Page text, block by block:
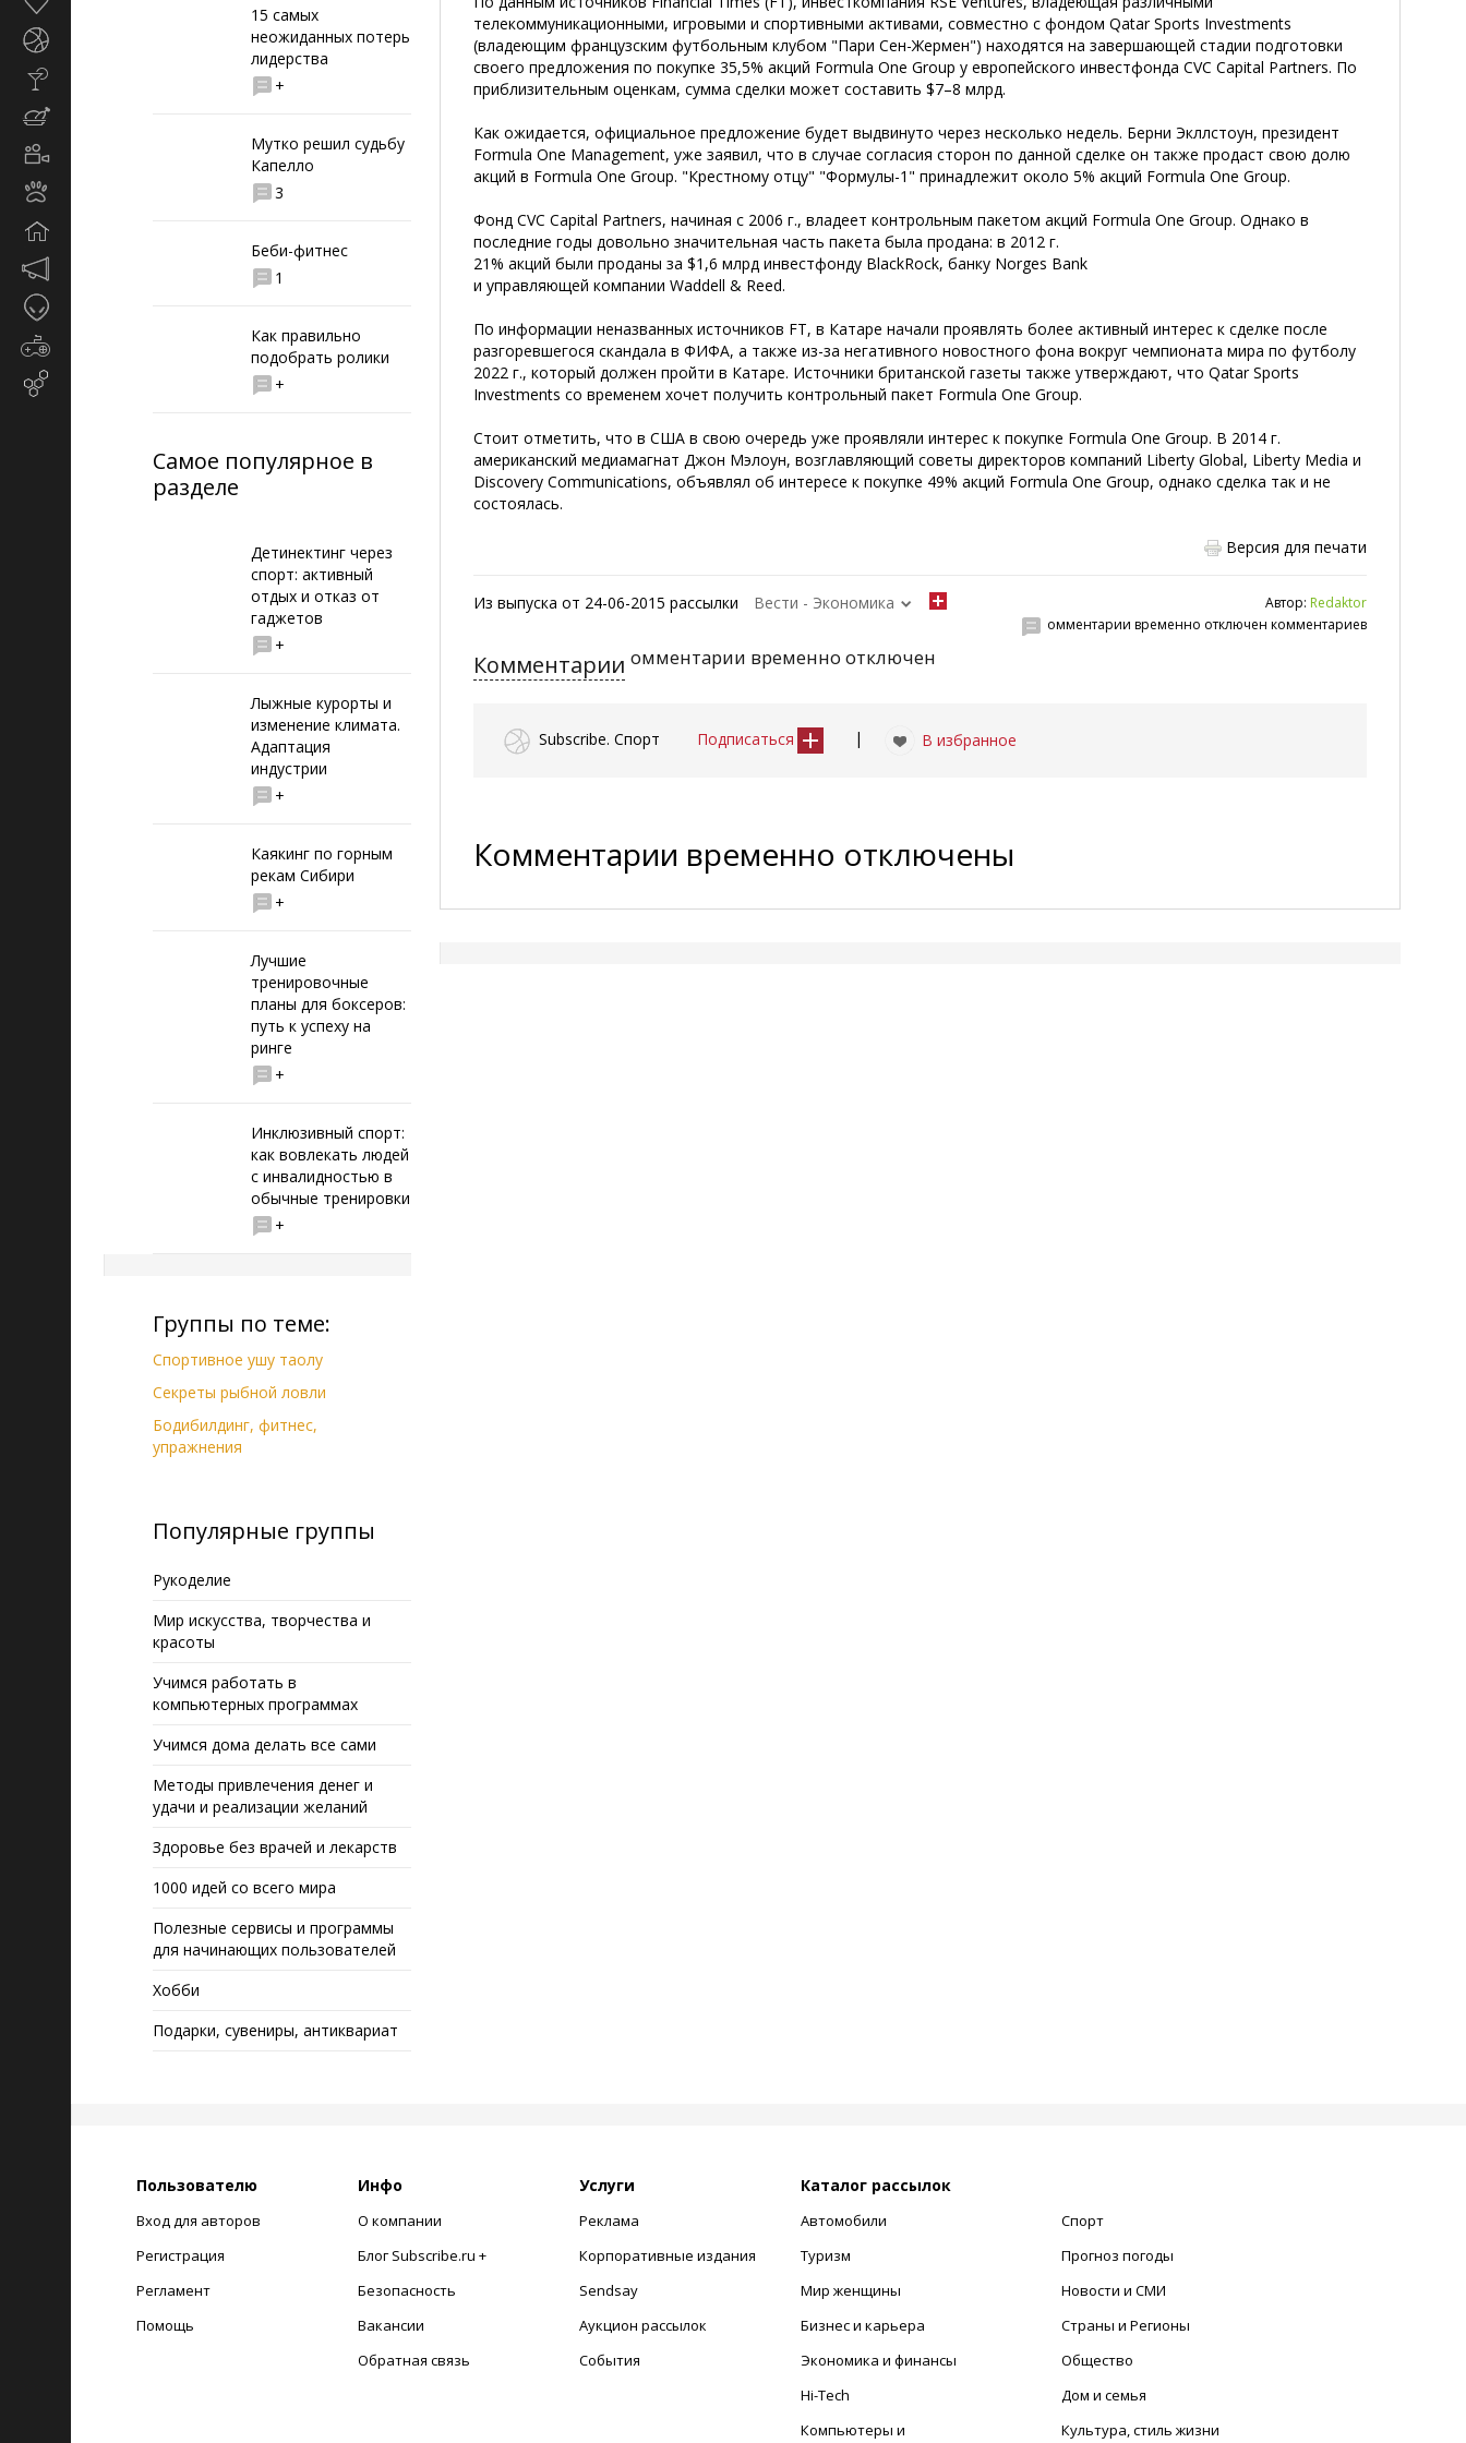
15 самых
неожиданных потерь
лидерства
+
Мутко решил судьбу
Капелло
3
Беби-фитнес
1
Как правильно
подобрать ролики
+
Самое популярное в
разделе
Детинектинг через
спорт: активный
отдых и отказ от
гаджетов
+
Лыжные курорты и
изменение климата.
Адаптация
индустрии
+
Каякинг по горным
рекам Сибири
+
Лучшие
тренировочные
планы для боксеров:
путь к успеху на
ринге
+
Инклюзивный спорт:
как вовлекать людей
с инвалидностью в
обычные тренировки
+
Группы по теме:
Спортивное ушу таолу
Секреты рыбной ловли
Бодибилдинг, фитнес,
упражнения
Популярные группы
Рукоделие
Мир искусства, творчества и
красоты
Учимся работать в
компьютерных программах
Учимся дома делать все сами
Методы привлечения денег и
удачи и реализации желаний
Здоровье без врачей и лекарств
1000 идей со всего мира
Полезные сервисы и программы
для начинающих пользователей
Хобби
Подарки, сувениры, антиквариат
телекоммуникационными, игровыми и спортивными активами, совместно с фондом Qatar Sports Investments
(владеющим французским футбольным клубом "Пари Сен-Жермен") находятся на завершающей стадии подготовки
своего предложения по покупке 35,5% акций Formula One Group у европейского инвестфонда CVC Capital Partners. По
приблизительным оценкам, сумма сделки может составить $7–8 млрд.
Как ожидается, официальное предложение будет выдвинуто через несколько недель. Берни Экллстоун, президент
Formula One Management, уже заявил, что в случае согласия сторон по данной сделке он также продаст свою долю
акций в Formula One Group. "Крестному отцу" "Формулы-1" принадлежит около 5% акций Formula One Group.
Фонд CVC Capital Partners, начиная с 2006 г., владеет контрольным пакетом акций Formula One Group. Однако в
последние годы довольно значительная часть пакета была продана: в 2012 г.
21% акций были проданы за $1,6 млрд инвестфонду BlackRock, банку Norges Bank
и управляющей компании Waddell & Reed.
По информации неназванных источников FT, в Катаре начали проявлять более активный интерес к сделке после
разгоревшегося скандала в ФИФА, а также из-за негативного новостного фона вокруг чемпионата мира по футболу
2022 г., который должен пройти в Катаре. Источники британской газеты также утверждают, что Qatar Sports
Investments со временем хочет получить контрольный пакет Formula One Group.
Стоит отметить, что в США в свою очередь уже проявляли интерес к покупке Formula One Group. В 2014 г.
американский медиамагнат Джон Мэлоун, возглавляющий советы директоров компаний Liberty Global, Liberty Media и
Discovery Communications, объявлял об интересе к покупке 49% акций Formula One Group, однако сделка так и не
состоялась.
Версия для печати
Из выпуска от 24-06-2015 рассылки Вести - Экономика Автор: Redaktor
омментарии временно отключен комментариев
Комментарии омментарии временно отключен
Subscribe. Спорт Подписаться | В избранное
Комментарии временно отключены
Пользователю
Вход для авторов
Регистрация
Регламент
Помощь
Инфо
О компании
Блог Subscribe.ru +
Безопасность
Вакансии
Обратная связь
Услуги
Реклама
Корпоративные издания
Sendsay
Аукцион рассылок
События
Каталог рассылок
Автомобили
Туризм
Мир женщины
Бизнес и карьера
Экономика и финансы
Hi-Tech
Компьютеры и
Спорт
Прогноз погоды
Новости и СМИ
Страны и Регионы
Общество
Дом и семья
Культура, стиль жизни